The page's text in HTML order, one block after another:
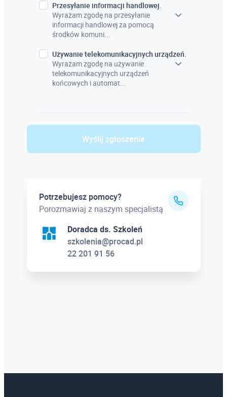
Przesyłanie informacji handlowej.
Wyrażam zgodę na przesyłanie
informacji handlowej za pomocą
środków komuni...
Używanie telekomunikacyjnych urządzeń.
Wyrażam zgodę na używanie
telekomunikacyjnych urządzeń
końcowych i automat...
Wyślij zgłoszenie
Potrzebujesz pomocy?
Porozmawiaj z naszym specjalistą
Doradca ds. Szkoleń
szkolenia@procad.pl
22 201 91 56